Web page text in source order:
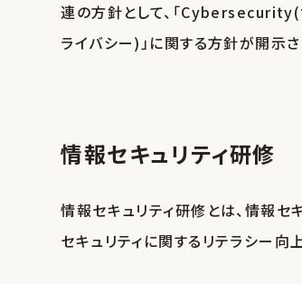
連の方針として、「
ライバシー)」に関する方針が開示
情報セキュリティ研修
情報セキュリティ研修とは、情報セ
セキュリティに関するリテラシー